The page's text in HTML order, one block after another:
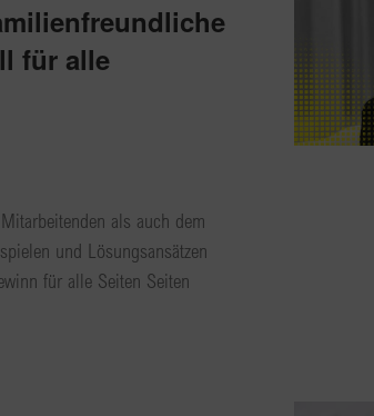
für alle
als auch dem
und Lösungsansätzen
für alle Seiten Seiten